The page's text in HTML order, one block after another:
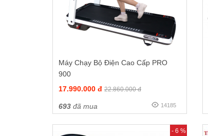
Máy Chạy Bộ Điện Cao Cấp PRO
900
17.990.000 đ 22.860.000 đ
693 đã mua 14185
- 6 %